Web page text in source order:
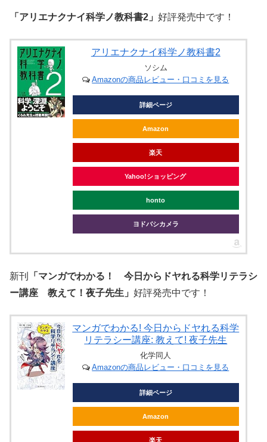
「アリエナクナイ科学ノ教科書2」 好評発売中です！
アリエナクナイ科学ノ教科書2
ソシム
Amazonの商品レビュー・口コミを見る
詳細ページ
Amazon
楽天
Yahoo!ショッピング
honto
ヨドバシカメラ
新刊
「マンガでわかる！ 今日からドヤれる科学リテラシ
ー講座 教えて！夜子先生」 好評発売中です！
マンガでわかる! 今日からドヤれる科学
リテラシー講座: 教えて! 夜子先生
化学同人
Amazonの商品レビュー・口コミを見る
詳細ページ
Amazon
楽天